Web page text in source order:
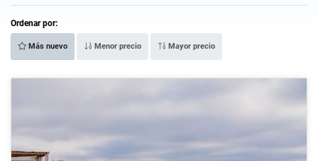
Ordenar por:
Más nuevo Menor precio Mayor precio